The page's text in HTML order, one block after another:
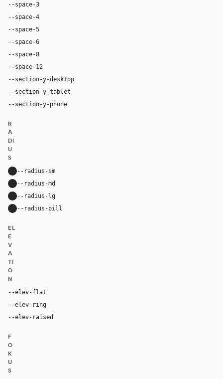
--space-3
--space-4
--space-5
--space-6
--space-8
--space-12
--section-y-desktop
--section-y-tablet
--section-y-phone
R
A
DI
U
S
--radius-sm
--radius-md
--radius-lg
--radius-pill
EL
E
V
A
TI
O
N
--elev-flat
--elev-ring
--elev-raised
F
O
K
U
S